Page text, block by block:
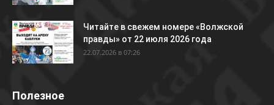
Читайте в свежем номере «Волжской
правды» от 22 июля 2026 года
22.07.2026 в 07:26
Полезное